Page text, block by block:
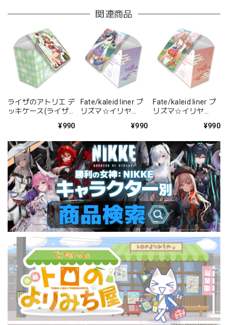
関連商品
ライザのアトリエ デ
ッキケース(ライザ/
¥990
Fate/kaleid liner プ
リズマ☆イリヤ
女 描き下ろしデッキ
¥990
Fate/kaleid liner プ
リズマ☆イリヤ
女 描き下ろしデッキ
¥990